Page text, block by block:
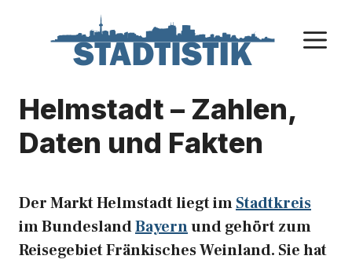
Helmstadt – Zahlen,
Daten und Fakten
Der Markt Helmstadt liegt imStadtkreis
im BundeslandBayernund gehört zum
Reisegebiet Fränkisches Weinland. Sie hat